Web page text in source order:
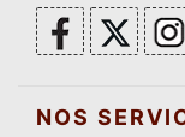
NOS